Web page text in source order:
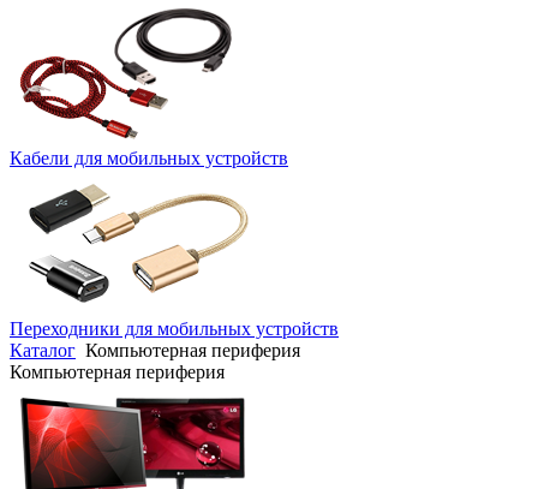
Кабели для мобильных устройств
Переходники для мобильных устройств
Каталог Компьютерная периферия
Компьютерная периферия